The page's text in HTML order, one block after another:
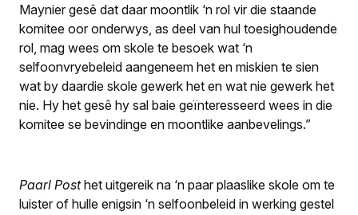
Maynier gesê dat daar moontlik ‘n rol vir die staande
komitee oor onderwys, as deel van hul toesighoudende
rol, mag wees om skole te besoek wat ‘n
selfoonvryebeleid aangeneem het en miskien te sien
wat by daardie skole gewerk het en wat nie gewerk het
nie. Hy het gesê hy sal baie geïnteresseerd wees in die
komitee se bevindinge en moontlike aanbevelings.”
Paarl Posthet uitgereik na ‘n paar plaaslike skole om te
luister of hulle enigsin ‘n selfoonbeleid in werking gestel